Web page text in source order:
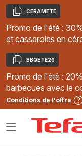
Copier
CERAMETE
Promo de l'été :
et casseroles en
Copier
BBQETE26
Promo de l'été :
barbecues avec le
Conditions de l'offre
Ouvrir